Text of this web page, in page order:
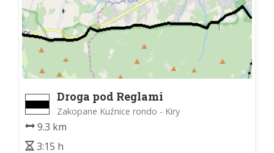
Droga pod Reglami
Zakopane Kuźnice rondo - Kiry
9.3 km
3:15 h